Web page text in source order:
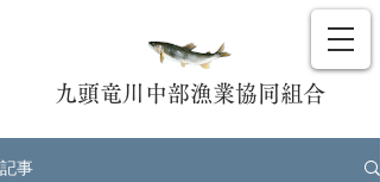
九頭竜川中部漁業協同組合
記事